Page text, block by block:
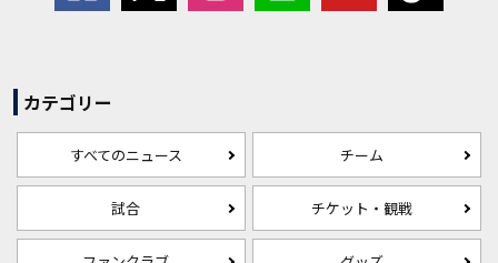
カテゴリー
すべてのニュース チーム
試合 チケット・観戦